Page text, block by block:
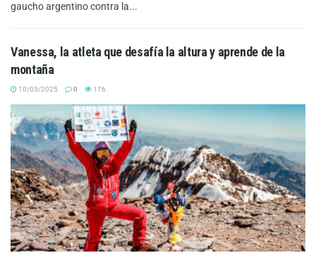
gaucho argentino contra la...
Vanessa, la atleta que desafía la altura y aprende de la
montaña
10/03/2025 0 176